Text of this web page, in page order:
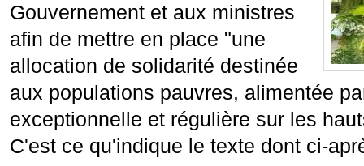
Gouvernement et aux ministres
afin de mettre en place "une
allocation de solidarité destinée
aux populations pauvres, alimentée
exceptionnelle et régulière sur les
C'est ce qu'indique le texte dont ci-